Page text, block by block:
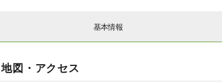
基本情報
地図・アクセス